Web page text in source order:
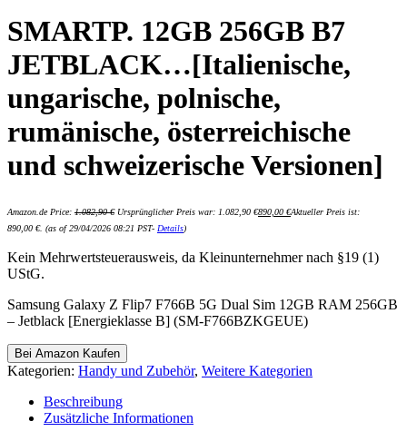
SMARTP. 12GB 256GB B7
JETBLACK…[Italienische,
ungarische, polnische,
rumänische, österreichische
und schweizerische Versionen]
Amazon.de Price: 1.082,90€ Ursprünglicher Preis war: 1.082,90 €890,00 €Aktueller Preis ist:
890,00 €. (as of 29/04/2026 08:21 PST- Details)
Kein Mehrwertsteuerausweis, da Kleinunternehmer nach §19 (1)
UStG.
Samsung Galaxy Z Flip7 F766B 5G Dual Sim 12GB RAM 256GB
– Jetblack [Energieklasse B] (SM-F766BZKGEUE)
Bei Amazon Kaufen
Kategorien: Handy und Zubehör, Weitere Kategorien
Beschreibung
Zusätzliche Informationen